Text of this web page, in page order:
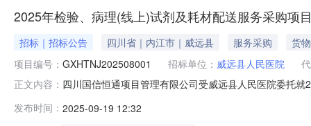
2025年检验、病理(线上)试剂及耗材配送服务采购项
招标｜招标公告 四川省｜内江市｜威远县 服务采购
货物
项目编号： GXHTNJ202508001 招标单位： 威远县人民医院
正文内容： 四川国信恒通项目管理有限公司受威远县人民医院委托
上）试剂及耗材配送服务采购项目（第二次）。三、采
发布时间： 2025-09-19 12:32